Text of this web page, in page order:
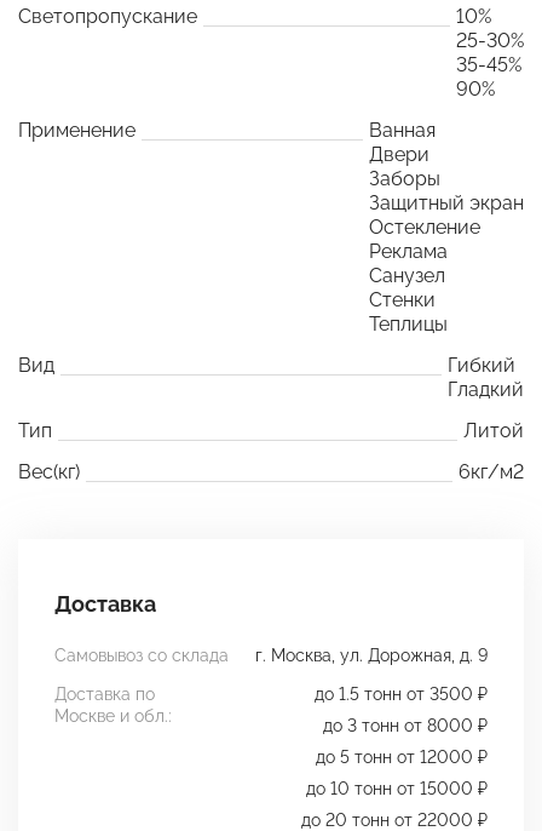
Светопропускание
10%
25-30%
35-45%
90%
Применение
Ванная
Двери
Заборы
Защитный экран
Остекление
Реклама
Санузел
Стенки
Теплицы
Вид
Гибкий
Гладкий
Тип
Литой
Вес(кг)
6кг/м2
Доставка
Самовывоз со склада
г. Москва, ул. Дорожная, д. 9
Доставка по
Москве и обл.:
до 1.5 тонн от 3500 ₽
до 3 тонн от 8000 ₽
до 5 тонн от 12000 ₽
до 10 тонн от 15000 ₽
до 20 тонн от 22000 ₽